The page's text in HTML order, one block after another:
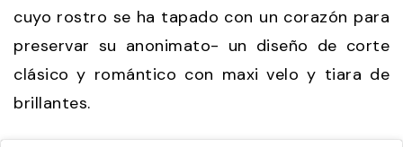
cuyo rostro se ha tapado con un corazón para
preservar su anonimato- un diseño de corte
clásico y romántico con maxi velo y tiara de
brillantes.